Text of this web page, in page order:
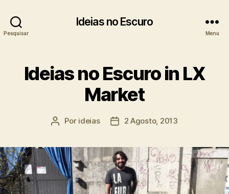
Pesquisar
Ideias no Escuro
Menu
Ideias no Escuro in LX
Market
Autor
Por ideias
Data2 Agosto, 2013